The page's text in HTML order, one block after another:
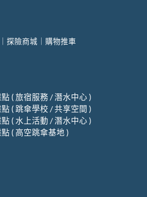
u
a
m
探險商城 購物推車
( 旅宿服務 / 潛水中心 )
( 跳傘學校 / 共享空間 )
( 水上活動 / 潛水中心 )
( 高空跳傘基地 )